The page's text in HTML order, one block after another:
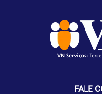
FALE